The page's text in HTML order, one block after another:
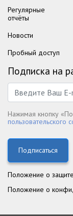
Регулярные
отчёты
Новости
Пробный доступ
Подписка на
Нажимая кнопку
пользовательского
Подписаться
Положение о
Положение о